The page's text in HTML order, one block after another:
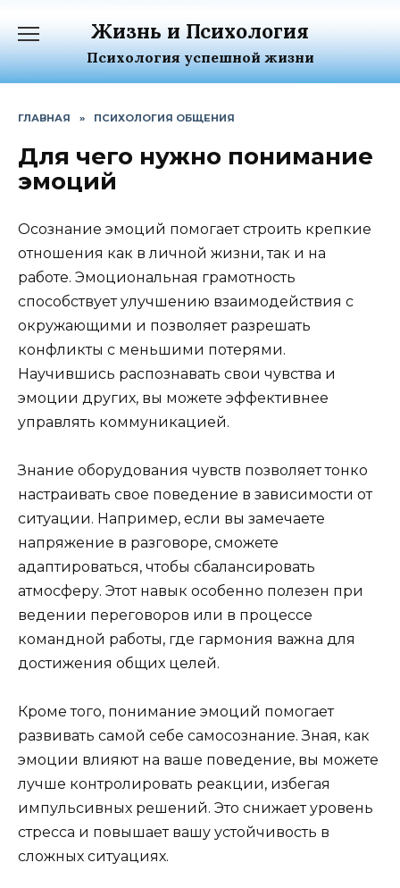
содержанию
Жизнь и Психология
Психология успешной жизни
ГЛАВНАЯ » ПСИХОЛОГИЯ ОБЩЕНИЯ
Для чего нужно понимание
эмоций
Осознание эмоций помогает строить крепкие
отношения как в личной жизни, так и на
работе. Эмоциональная грамотность
способствует улучшению взаимодействия с
окружающими и позволяет разрешать
конфликты с меньшими потерями.
Научившись распознавать свои чувства и
эмоции других, вы можете эффективнее
управлять коммуникацией.
Знание оборудования чувств позволяет тонко
настраивать свое поведение в зависимости от
ситуации. Например, если вы замечаете
напряжение в разговоре, сможете
адаптироваться, чтобы сбалансировать
атмосферу. Этот навык особенно полезен при
ведении переговоров или в процессе
командной работы, где гармония важна для
достижения общих целей.
Кроме того, понимание эмоций помогает
развивать самой себе самосознание. Зная, как
эмоции влияют на ваше поведение, вы можете
лучше контролировать реакции, избегая
импульсивных решений. Это снижает уровень
стресса и повышает вашу устойчивость в
сложных ситуациях.